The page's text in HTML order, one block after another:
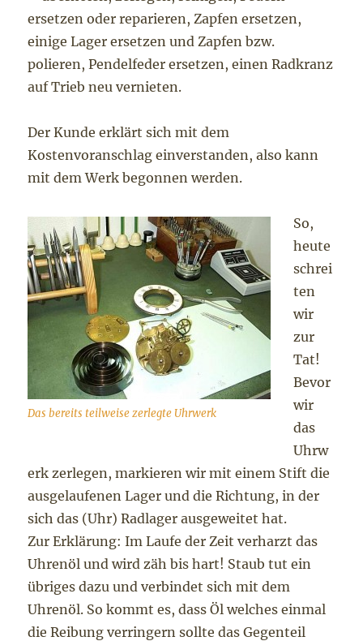
ersetzen oder reparieren, Zapfen ersetzen,
einige Lager ersetzen und Zapfen bzw.
polieren, Pendelfeder ersetzen, einen Radkranz
auf Trieb neu vernieten.
Der Kunde erklärt sich mit dem
Kostenvoranschlag einverstanden, also kann
mit dem Werk begonnen werden.
Das bereits teilweise zerlegte Uhrwerk
So,
heute
schrei
ten
wir
zur
Tat!
Bevor
wir
das
Uhrw
erk zerlegen, markieren wir mit einem Stift die
ausgelaufenen Lager und die Richtung, in der
sich das (Uhr) Radlager ausgeweitet hat.
Zur Erklärung: Im Laufe der Zeit verharzt das
Uhrenöl und wird zäh bis hart! Staub tut ein
übriges dazu und verbindet sich mit dem
Uhrenöl. So kommt es, dass Öl welches einmal
die Reibung verringern sollte das Gegenteil